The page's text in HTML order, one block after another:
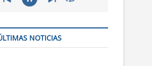
NOTICIAS